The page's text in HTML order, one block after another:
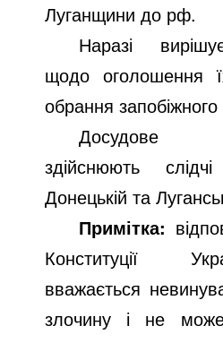
Луганщини до рф.
Наразі
щодо оголошення
обрання
Досудове
здійснюють
Донецькій та
Примітка:
Конституції
вважається
злочину і не